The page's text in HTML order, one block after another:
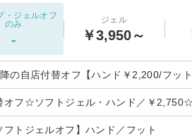
・ジェルオフ
のみ
-
ジェル
￥3,950～
の自店付替オフ【ハンド￥2,200/フット
オフ☆ソフトジェル・ハンド／￥
フトジェルオフ】ハンド／フット